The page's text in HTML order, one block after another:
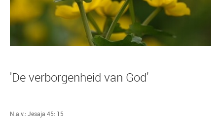
'De verborgenheid van God’
N.a.v.: Jesaja 45: 15